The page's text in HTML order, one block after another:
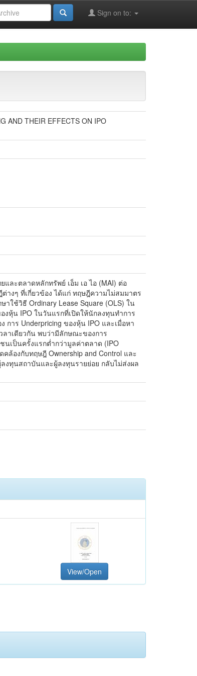
Sign on to:
AND THEIR EFFECTS ON IPO
ละตลาดหลักทรัพย์ เอ็ม เอ ไอ (MAI) ต่อ
างๆ ที่เกี่ยวข้อง ได้แก่ ทฤษฎีความไม่สมมาตร
าใช้วิธี Ordinary Lease Square (OLS) ใน
งหุ้น IPO ในวันแรกที่เปิดให้นักลงทุนทำการ
าร Underpricing ของหุ้น IPO และเมื่อหา
าเดียวกัน พบว่ามีลักษณะของการ
นเป็นครั้งแรกต่ำกว่ามูลค่าตลาด (IPO
ล้องกับทฤษฎี Ownership and Control และ
ทุนสถาบันและผู้ลงทุนรายย่อย กลับไม่ส่งผล
View/Open